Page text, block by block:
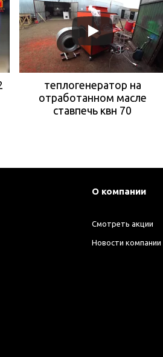
теплогенератор на
отработанном масле
ставпечь квн 70
О компании
Смотреть акции
Новости компании